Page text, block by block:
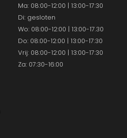
Ma: 08:00-12:00 | 13:00-17:30
Di: gesloten
Wo: 08:00-12:00 | 13:00-17.30
Do: 08:00-12:00 | 13:00-17:30
Vrij: 08:00-12:00 | 13:00-17:30
Za: 07:30-16:00